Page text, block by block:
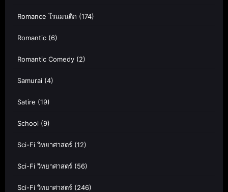
Romance โรแมนติก (174)
Romantic (6)
Romantic Comedy (2)
Samurai (4)
Satire (19)
School (9)
Sci-Fi วิทยาศาสตร์ (12)
Sci-Fi วิทยาศาสตร์ (56)
Sci-Fi วิทยาศาสตร์ (246)